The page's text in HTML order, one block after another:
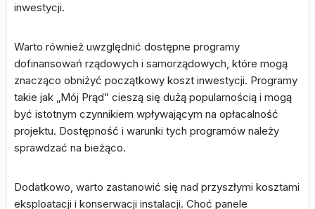
inwestycji.
Warto również uwzględnić dostępne programy
dofinansowań rządowych i samorządowych, które mogą
znacząco obniżyć początkowy koszt inwestycji. Programy
takie jak „Mój Prąd” cieszą się dużą popularnością i mogą
być istotnym czynnikiem wpływającym na opłacalność
projektu. Dostępność i warunki tych programów należy
sprawdzać na bieżąco.
Dodatkowo, warto zastanowić się nad przyszłymi kosztami
eksploatacji i konserwacji instalacji. Choć panele